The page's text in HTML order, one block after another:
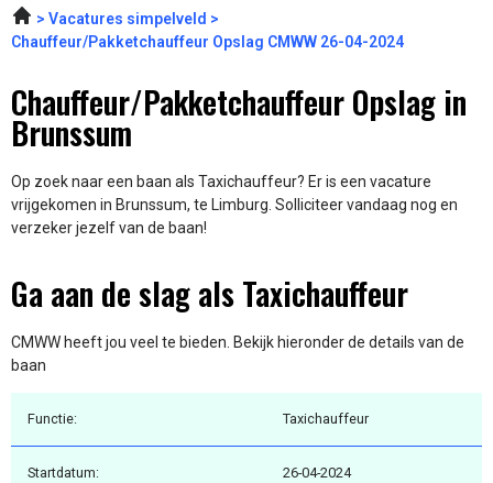
Vacatures simpelveld
Chauffeur/Pakketchauffeur Opslag CMWW 26-04-2024
Chauffeur/Pakketchauffeur Opslag in
Brunssum
Op zoek naar een baan als Taxichauffeur? Er is een vacature
vrijgekomen in Brunssum, te Limburg. Solliciteer vandaag nog en
verzeker jezelf van de baan!
Ga aan de slag als Taxichauffeur
CMWW heeft jou veel te bieden. Bekijk hieronder de details van de
baan
Functie: Taxichauffeur
Startdatum: 26-04-2024